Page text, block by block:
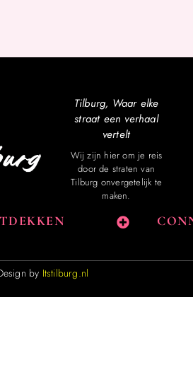
Tilburg, Waar elke
straat een verhaal
vertelt
Wij zijn hier om je reis
door de straten van
Tilburg onvergetelijk te
maken.
by Itstilburg.nl